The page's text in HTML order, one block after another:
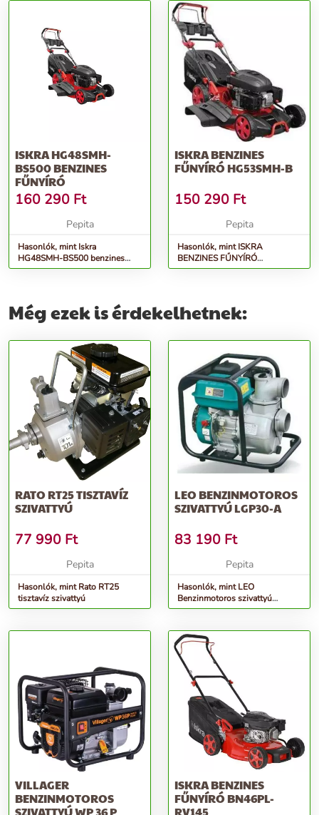
ISKRA HG48SMH-
BS500 BENZINES
FŰNYÍRÓ
160 290 Ft
Pepita
Hasonlók, mint Iskra
HG48SMH-BS500 benzines
fűnyíró
ISKRA BENZINES
FŰNYÍRÓ HG53SMH-B
150 290 Ft
Pepita
Hasonlók, mint ISKRA
BENZINES FŰNYÍRÓ
HG53SMH-B
Még ezek is érdekelhetnek:
RATO RT25 TISZTAVÍZ
SZIVATTYÚ
77 990 Ft
Pepita
Hasonlók, mint Rato RT25
tisztavíz szivattyú
LEO BENZINMOTOROS
SZIVATTYÚ LGP30-A
83 190 Ft
Pepita
Hasonlók, mint LEO
Benzinmotoros szivattyú
LGP30-A
VILLAGER
BENZINMOTOROS
ISKRA BENZINES
FŰNYÍRÓ BN46PL-